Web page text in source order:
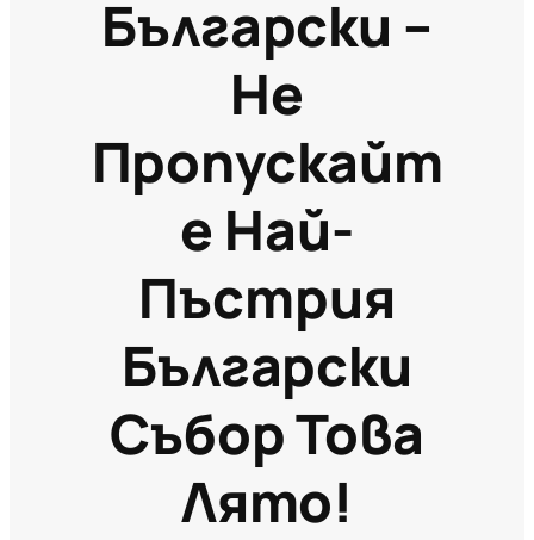
Български –
Не
Пропускайт
Е Най-
Пъстрия
Български
Събор Това
Лято!